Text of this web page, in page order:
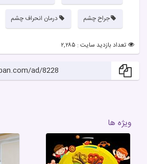
جراح چشم درمان انحراف چشم
تعداد بازدید سایت : ۲,۲۸۵
ad/8228
ویژه ها